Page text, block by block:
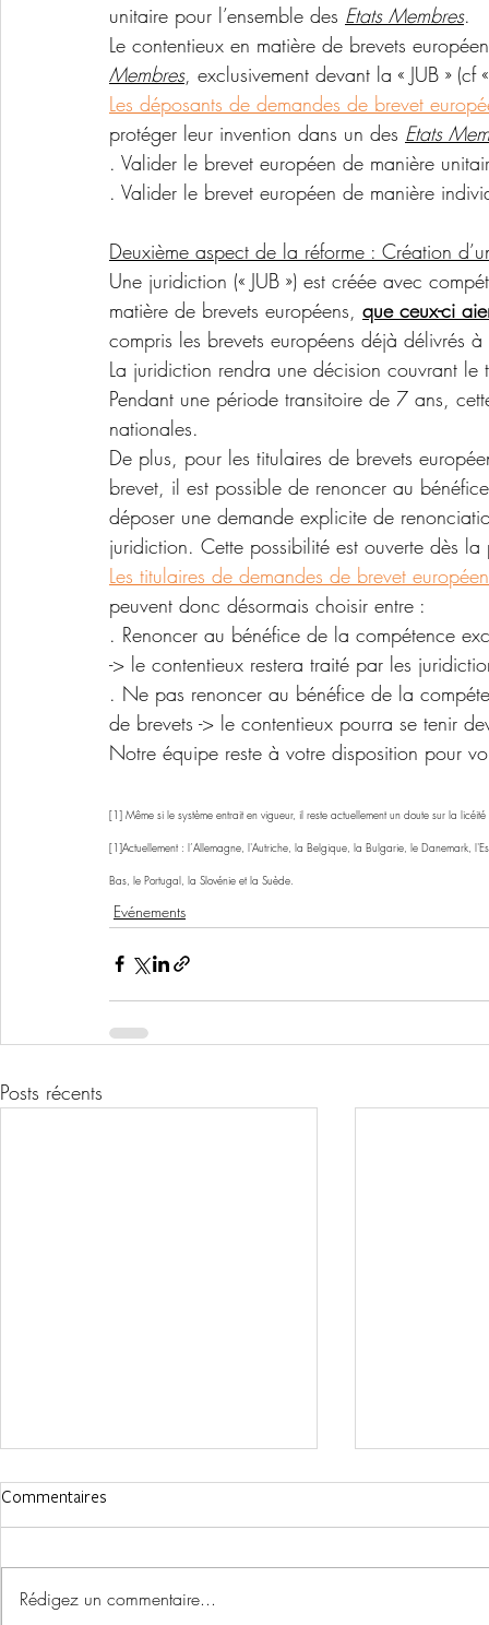
unitaire pour l’ensemble des Etats Membres.
Le contentieux en matière de brevets
Membres, exclusivement devant la « JUB »
Les déposants de demandes de brevet
protéger leur invention dans un des Etats
. Valider le brevet européen de manière
. Valider le brevet européen de manière
Deuxième aspect de la réforme : Création
Une juridiction (« JUB ») est créée avec
matière de brevets européens, que ceux-ci
compris les brevets européens déjà délivrés à
La juridiction rendra une décision couvrant le
Pendant une période transitoire de 7 ans,
nationales.
De plus, pour les titulaires de brevets
brevet, il est possible de renoncer au
déposer une demande explicite de
juridiction. Cette possibilité est ouverte dès
Les titulaires de demandes de brevet
peuvent donc désormais choisir entre :
. Renoncer au bénéfice de la compétence
-> le contentieux restera traité par les
. Ne pas renoncer au bénéfice de la
de brevets -> le contentieux pourra se tenir
Notre équipe reste à votre disposition pour
[1] Même si le système entrait en vigueur, il reste actuellement un doute sur la
[1]Actuellement : l’Allemagne, l'Autriche, la Belgique, la Bulgarie, le Danemark,
Bas, le Portugal, la Slovénie et la Suède.
Evénements
Posts récents
Commentaires
Rédigez un commentaire...